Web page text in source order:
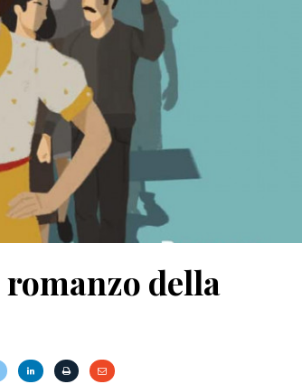
della
anni di
Le indegne: romanzo di
Bazterrica
27 Dicembre 2025